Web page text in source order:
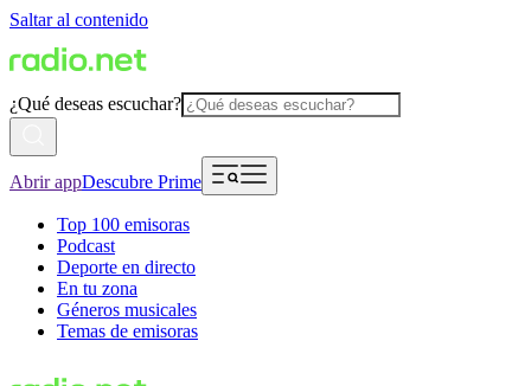
Saltar al contenido
¿Qué deseas escuchar?
Abrir appDescubre Prime
Top 100 emisoras
Podcast
Deporte en directo
En tu zona
Géneros musicales
Temas de emisoras